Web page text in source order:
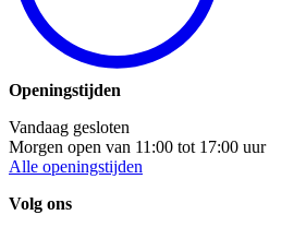
Openingstijden
Vandaag gesloten
Morgen open van 11:00 tot 17:00 uur
Alle openingstijden
Volg ons